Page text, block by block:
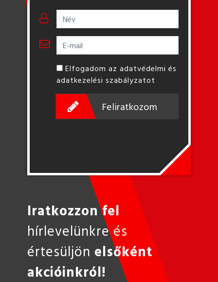
Elfogadom az adatvédelmi és
adatkezelési szabályzatot
Feliratkozom
Iratkozzon fel
hírlevelünkre és
értesüljön elsőként
akcióinkról!